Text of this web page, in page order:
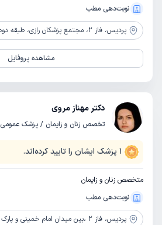
نوبت‌دهی مطب
پردیس، فاز 2، مجتمع پزشکان رازی، طبقه دوم، واحد 11
مشاهده پروفایل
دکتر مهناز مروی
تخصص زنان و زایمان / پزشک عمومی
1 پزشک ایشان را تایید کرده‌اند.
متخصص زنان و زایمان
نوبت‌دهی مطب
پردیس، فاز 2 ،بین میدان امام خمینی و پارک